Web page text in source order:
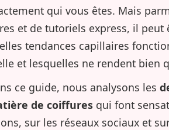
qui vous êtes. Mais
et de tutoriels express, il
tendances capillaires
et lesquelles ne rendent bien
ce guide, nous analysons les
de coiffures qui font
sur les réseaux sociaux et